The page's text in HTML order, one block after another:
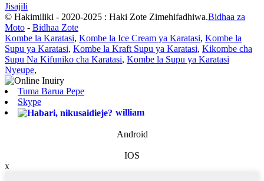
Jisajili
© Hakimiliki - 2020-2025 : Haki Zote Zimehifadhiwa.Bidhaa za
Moto - Bidhaa Zote
Kombe la Karatasi, Kombe la Ice Cream ya Karatasi, Kombe la
Supu ya Karatasi, Kombe la Kraft Supu ya Karatasi, Kikombe cha
Supu Na Kifuniko cha Karatasi, Kombe la Supu ya Karatasi
Nyeupe,
Tuma Barua Pepe
Skype
william
Android
IOS
x